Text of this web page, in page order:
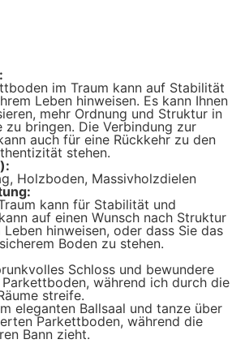
im Traum kann auf Stabilität
Leben hinweisen. Es kann Ihnen
mehr Ordnung und Struktur in
zu bringen. Die Verbindung zur
auch für eine Rückkehr zu den
stehen.
Holzboden, Massivholzdielen
kann für Stabilität und
auf einen Wunsch nach Struktur
hinweisen, oder dass Sie das
Boden zu stehen.
Schloss und bewundere
während ich durch die
streife.
eleganten Ballsaal und tanze über
Parkettboden, während die
Bann zieht.